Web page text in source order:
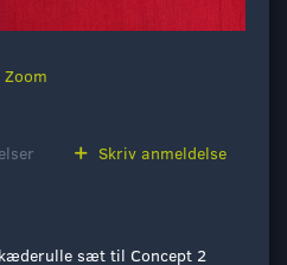
Zoom
Skriv anmeldelse
sæt til Concept 2